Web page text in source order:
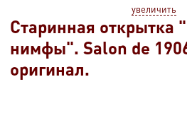
увеличить
Старинная открытка
нимфы". Salon de
оригинал.